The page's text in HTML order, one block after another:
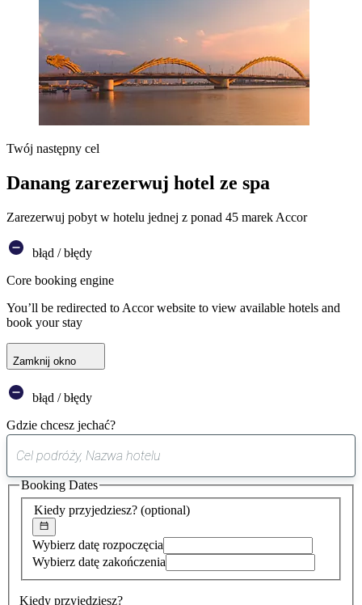
Twój następny cel
Danang zarezerwuj hotel ze spa
Zarezerwuj pobyt w hotelu jednej z ponad 45 marek Accor
błąd / błędy
Core booking engine
You’ll be redirected to Accor website to view available hotels and
book your stay
Zamknij okno
błąd / błędy
Gdzie chcesz jechać?
sugestia
została
znaleziona
Kiedy przyjedziesz? (optional)
Wybierz datę rozpoczęcia
Wybierz datę zakończenia
Kiedy przyjedziesz?
Booking Dates